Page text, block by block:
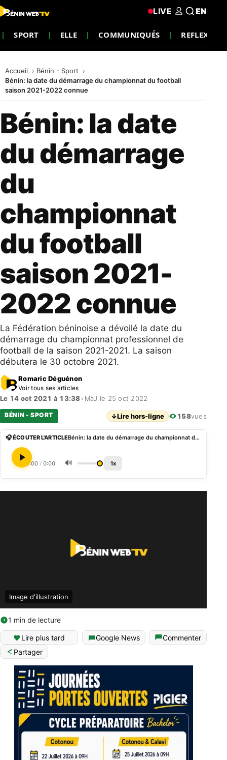
SPORT ELLE COMMUNIQUÉS REFLEXION
LIVE EN
Accueil
Bénin - Sport
Bénin: la date du démarrage du championnat du football
saison 2021-2022 connue
Bénin: la date
du démarrage
du
championnat
du football
saison 2021-
2022 connue
La Fédération béninoise a dévoilé la date du
démarrage du championnat professionnel de
football de la saison 2021-2021. La saison
débutera le 30 octobre 2021.
Romaric Déguénon
Voir tous ses articles
Le 14 oct 2021 à 13:38• MàJ le 25 oct 2022
BÉNIN - SPORT ↓Lire hors-ligne 158vues
🎧 ÉCOUTER L'ARTICLE Bénin: la date du démarrage du championnat du football saison 2021-2022 connue
0:00 / 0:00 🔊 1x
Image d'illustration
1 min de lecture
Lire plus tard Google News
Commenter
Partager